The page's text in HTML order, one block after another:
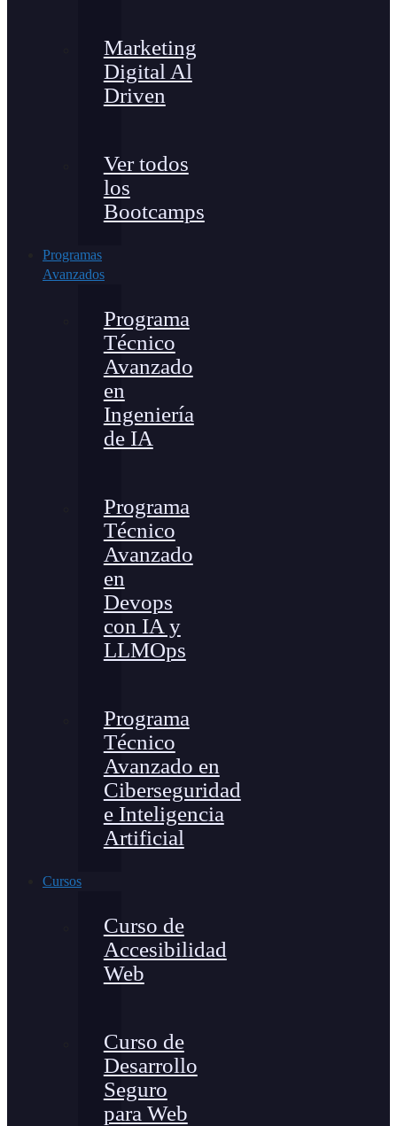
Marketing
Digital Al
Driven
Ver todos
los
Bootcamps
Programas
Avanzados
Programa
Técnico
Avanzado
en
Ingeniería
de IA
Programa
Técnico
Avanzado
en
Devops
con IA y
LLMOps
Programa
Técnico
Avanzado en
Ciberseguridad
e Inteligencia
Artificial
Cursos
Curso de
Accesibilidad
Web
Curso de
Desarrollo
Seguro
para Web